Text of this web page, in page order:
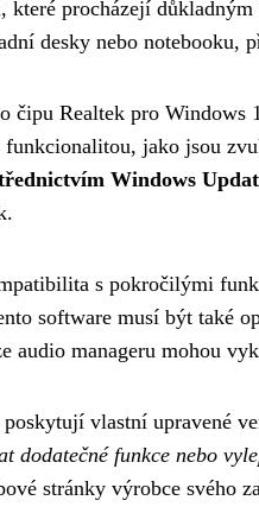
které procházejí
desky nebo notebooku,
čipu Realtek pro Windows
jako jsou
Windows
s pokročilými
software musí být také
audio manageru mohou
vlastní upravené
dodatečné funkce nebo
stránky výrobce svého